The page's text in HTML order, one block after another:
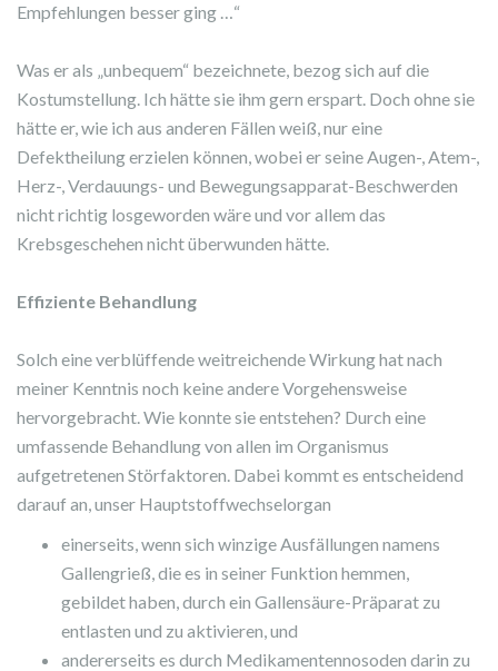
Empfehlungen besser ging …“
Was er als „unbequem“ bezeichnete, bezog sich auf die
Kostumstellung. Ich hätte sie ihm gern erspart. Doch ohne sie
hätte er, wie ich aus anderen Fällen weiß, nur eine
Defektheilung erzielen können, wobei er seine Augen-, Atem-,
Herz-, Verdauungs- und Bewegungsapparat-Beschwerden
nicht richtig losgeworden wäre und vor allem das
Krebsgeschehen nicht überwunden hätte.
Effiziente Behandlung
Solch eine verblüffende weitreichende Wirkung hat nach
meiner Kenntnis noch keine andere Vorgehensweise
hervorgebracht. Wie konnte sie entstehen? Durch eine
umfassende Behandlung von allen im Organismus
aufgetretenen Störfaktoren. Dabei kommt es entscheidend
darauf an, unser Hauptstoffwechselorgan
einerseits, wenn sich winzige Ausfällungen namens
Gallengrieß, die es in seiner Funktion hemmen,
gebildet haben, durch ein Gallensäure-Präparat zu
entlasten und zu aktivieren, und
andererseits es durch Medikamentennosoden darin zu